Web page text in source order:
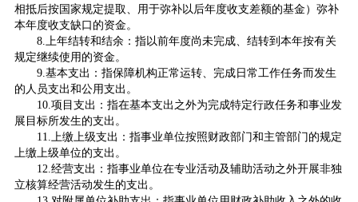
相抵后按国家规定提取、用于弥补以后年度收支差额的基金）弥补
本年度收支缺口的资金。
8.上年结转和结余：指以前年度尚未完成、结转到本年按有关
规定继续使用的资金。
9.基本支出：指保障机构正常运转、完成日常工作任务而发生
的人员支出和公用支出。
10.项目支出：指在基本支出之外为完成特定行政任务和事业发
展目标所发生的支出。
11.上缴上级支出：指事业单位按照财政部门和主管部门的规定
上缴上级单位的支出。
12.经营支出：指事业单位在专业活动及辅助活动之外开展非独
立核算经营活动发生的支出。